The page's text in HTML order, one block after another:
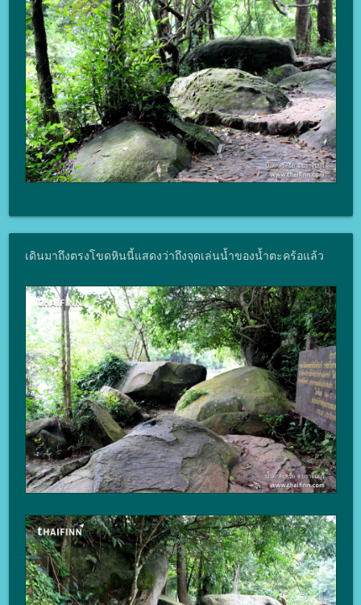
เดินมาถึงตรงโขดหินนี้แสดงว่าถึงจุดเล่นน้ำของน้ำตะคร้อแล้ว